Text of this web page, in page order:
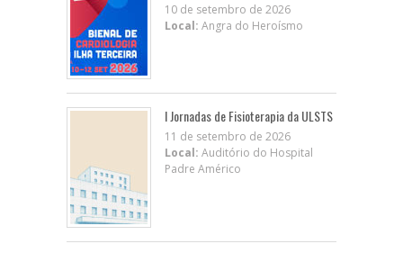
10 de setembro de 2026
Local: Angra do Heroísmo
I Jornadas de Fisioterapia da ULSTS
11 de setembro de 2026
Local: Auditório do Hospital
Padre Américo